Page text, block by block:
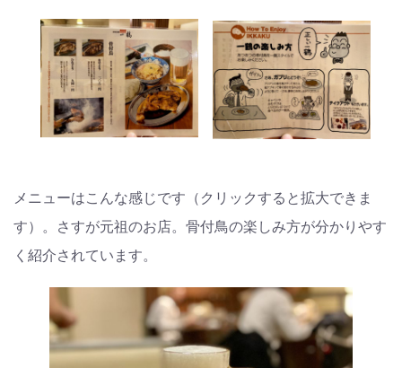
メニューはこんな感じです（クリックすると拡大できま
す）。さすが元祖のお店。骨付鳥の楽しみ方が分かりやす
く紹介されています。